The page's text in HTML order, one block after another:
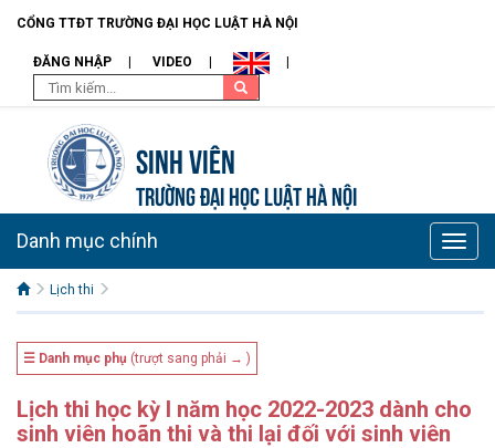
CỔNG TTĐT TRƯỜNG ĐẠI HỌC LUẬT HÀ NỘI
ĐĂNG NHẬP VIDEO
Sinh viên
TRƯỜNG ĐẠI HỌC LUẬT HÀ NỘI
Toggle
Danh mục chính
Lịch thi
☰ Danh mục phụ (trượt sang phải → )
Lịch thi học kỳ I năm học 2022-2023 dành cho
sinh viên hoãn thi và thi lại đối với sinh viên